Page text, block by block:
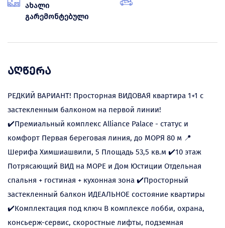
ახალი
გარემონტებული
აღწერა
РЕДКИЙ ВАРИАНТ! Просторная ВИДОВАЯ квартира 1+1 с
застекленным балконом на первой линии!
✔️Премиальный комплекс Alliance Palace - статус и
комфорт Первая береговая линия, до МОРЯ 80 м 📍
Шерифа Химшиашвили, 5 Площадь 53,5 кв.м ✔️10 этаж
Потрясающий ВИД на МОРЕ и Дом Юстиции Отдельная
спальня + гостиная + кухонная зона ✔️Просторный
застекленный балкон ИДЕАЛЬНОЕ состояние квартиры
✔️Комплектация под ключ В комплексе лобби, охрана,
консьерж-сервис, скоростные лифты, подземная